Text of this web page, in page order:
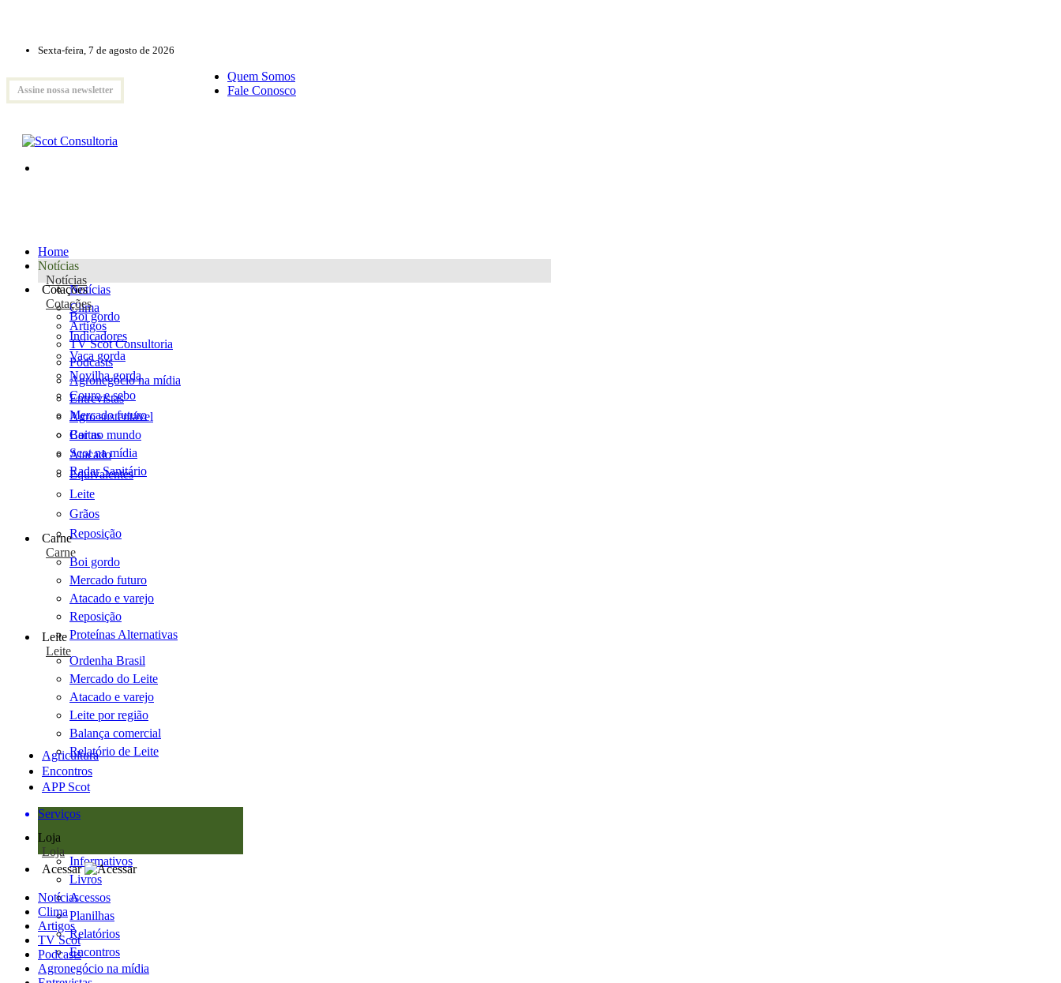
Sexta-feira, 7 de agosto de 2026
Assine nossa newsletter
Quem Somos
Fale Conosco
Home
Notícias
Notícias
Notícias
Clima
Artigos
TV Scot Consultoria
Podcasts
Agronegócio na mídia
Entrevistas
Agro sustentável
Cartas
Scot na mídia
Radar Sanitário
Cotações
Cotações
Boi gordo
Indicadores
Vaca gorda
Novilha gorda
Couro e sebo
Mercado futuro
Boi no mundo
Atacado
Equivalentes
Leite
Grãos
Reposição
Carne
Carne
Boi gordo
Mercado futuro
Atacado e varejo
Reposição
Proteínas Alternativas
Leite
Leite
Ordenha Brasil
Mercado do Leite
Atacado e varejo
Leite por região
Balança comercial
Relatório de Leite
Agricultura
Encontros
APP Scot
Serviços
Loja
Loja
Informativos
Livros
Acessos
Planilhas
Relatórios
Encontros
Acessar
Notícias
Clima
Artigos
TV Scot
Podcasts
Agronegócio na mídia